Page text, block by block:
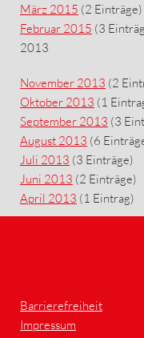
März 2015 (2 Einträge)
Februar 2015 (3
2013
November 2013 (2
Oktober 2013 (1
September 2013 (3
August 2013 (6
Juli 2013 (3 Einträge)
Juni 2013 (2 Einträge)
April 2013 (1 Eintrag)
Barrierefreiheit
Impressum